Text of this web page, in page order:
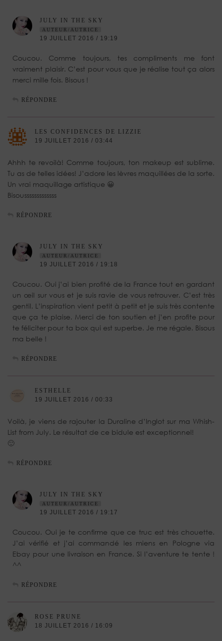
JULY IN THE SKY
AUTEUR/AUTRICE
19 JUILLET 2016 / 19:19
Coucou. Comme toujours, tes compliments me font
vraiment plaisir. C’est pour vous que je réalise tout ça alors
merci mille fois. Bisous !
RÉPONDRE
LES CONFIDENCES DE LIZZIE
19 JUILLET 2016 / 03:44
Ahhh te revoilà! Comme toujours, ton makeup est sublime.
Tu as de telles idées! J’adore les lèvres maquillées de la sorte.
Un vrai maquillage artistique 😀
Bisousssssssssssss
RÉPONDRE
JULY IN THE SKY
AUTEUR/AUTRICE
19 JUILLET 2016 / 19:18
Coucou. Oui j’ai bien profité de la France tout en gardant
un œil sur vous et je suis ravie de vous retrouver. C’est très
gentil. L’inspiration vient petit à petit et je suis très contente
que ça te plaise. Merci de ton soutien et j’en profite pour
te féliciter pour ta box qui est superbe. Je me régale. Bisous
ma belle !
RÉPONDRE
ESTHELLE
19 JUILLET 2016 / 00:33
Voilà, je viens de rajouter la Duraline d’Inglot sur ma Whish-
List from July. Le résultat de ce bidule est exceptionnel!
🙂
RÉPONDRE
JULY IN THE SKY
AUTEUR/AUTRICE
19 JUILLET 2016 / 19:17
Coucou. Oui je te confirme que ce truc est très chouette.
J’ai vérifié et j’ai commandé les miens en Pologne via
Ebay pour une livraison en France. Si l’aventure te tente !
^^
RÉPONDRE
ROSE PRUNE
18 JUILLET 2016 / 16:09